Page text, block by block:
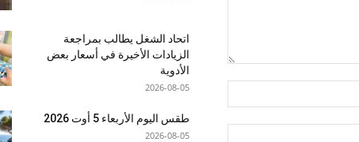
اتحاد الشغل يطالب بمراجعة
الزيادات الأخيرة في أسعار بعض
الأدوية
2026-08-05
طقس اليوم الأربعاء 5 أوت 2026
2026-08-05